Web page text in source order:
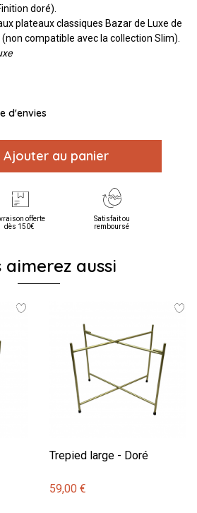
doré).
plateaux classiques Bazar de Luxe de
compatible avec la collection Slim).
d'envies
Ajouter au panier
offerte
dès 150€
Satisfait ou
remboursé
aimerez aussi
Trepied large - Doré
59,00 €